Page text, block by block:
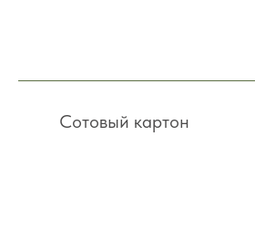
Сотовый картон